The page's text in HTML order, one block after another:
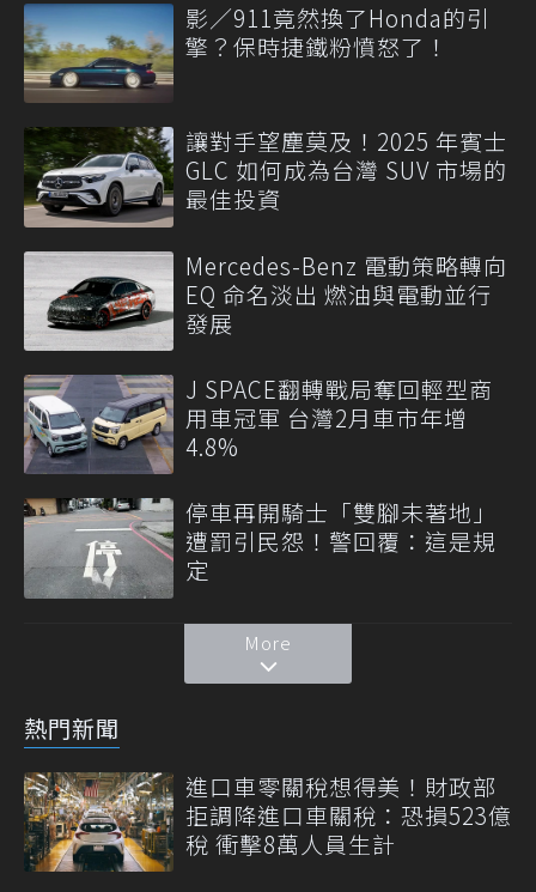
影／911竟然換了Honda的引
擎？保時捷鐵粉憤怒了！
讓對手望塵莫及！2025 年賓士
GLC 如何成為台灣 SUV 市場的
最佳投資
Mercedes-Benz 電動策略轉向
EQ 命名淡出 燃油與電動並行
發展
J SPACE翻轉戰局奪回輕型商
用車冠軍 台灣2月車市年增
4.8%
停車再開騎士「雙腳未著地」
遭罰引民怨！警回覆：這是規
定
More
熱門新聞
進口車零關稅想得美！財政部
拒調降進口車關稅：恐損523億
稅 衝擊8萬人員生計